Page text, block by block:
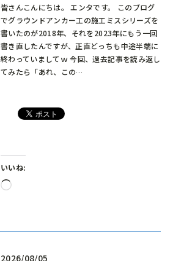
皆さんこんにちは。 エンタです。 このブログ
でグラウンドアンカー工の施工ミスシリーズを
書いたのが2018年、それを2023年にもう一回
書き直したんですが、正直どっちも中途半端に
終わっていましてｗ 今回、過去記事を読み返し
てみたら「あれ、この…
いいね:
読
2026/08/05